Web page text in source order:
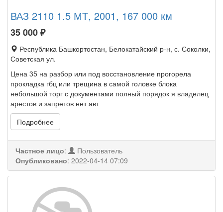
ВАЗ 2110 1.5 МТ, 2001, 167 000 км
35 000₽
Республика Башкортостан, Белокатайский р-н, с. Соколки,
Советская ул.
Цена 35 на разбор или под восстановление прогорела
прокладка гбц или трещина в самой головке блока
небольшой торг с документами полный порядок я владелец
арестов и запретов нет авт
Подробнее
Частное лицо:
Пользователь
Опубликовано: 2022-04-14 07:09